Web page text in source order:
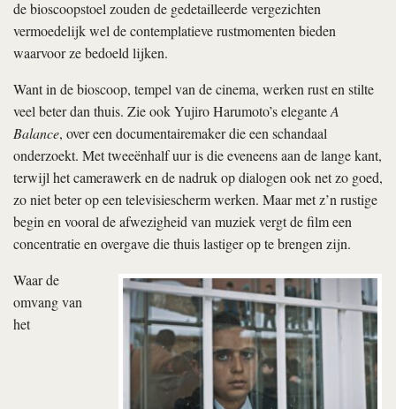
de bioscoopstoel zouden de gedetailleerde vergezichten
vermoedelijk wel de contemplatieve rustmomenten bieden
waarvoor ze bedoeld lijken.
Want in de bioscoop, tempel van de cinema, werken rust en stilte
veel beter dan thuis. Zie ook Yujiro Harumoto’s eleganteA
Balance, over een documentairemaker die een schandaal
onderzoekt. Met tweeënhalf uur is die eveneens aan de lange kant,
terwijl het camerawerk en de nadruk op dialogen ook net zo goed,
zo niet beter op een televisiescherm werken. Maar met z’n rustige
begin en vooral de afwezigheid van muziek vergt de film een
concentratie en overgave die thuis lastiger op te brengen zijn.
Waar de
omvang van
het